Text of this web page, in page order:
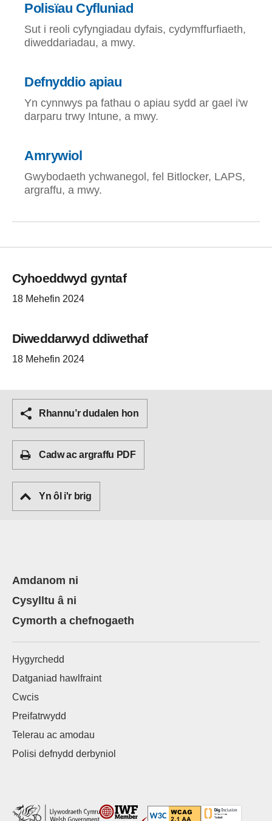
Polisïau Cyfluniad
Sut i reoli cyfyngiadau dyfais, cydymffurfiaeth,
diweddariadau, a mwy.
Defnyddio apiau
Yn cynnwys pa fathau o apiau sydd ar gael i'w
darparu trwy Intune, a mwy.
Amrywiol
Gwybodaeth ychwanegol, fel Bitlocker, LAPS,
argraffu, a mwy.
Cyhoeddwyd gyntaf
18 Mehefin 2024
Diweddarwyd ddiwethaf
18 Mehefin 2024
Rhannu’r dudalen hon
Cadw ac argraffu PDF
Yn ôl i'r brig
Amdanom ni
Cysylltu â ni
Cymorth a chefnogaeth
Hygyrchedd
Datganiad hawlfraint
Cwcis
Preifatrwydd
Telerau ac amodau
Polisi defnydd derbyniol